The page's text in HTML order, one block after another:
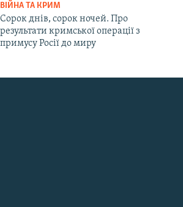
ВІЙНА ТА КРИМ
Сорок днів, сорок ночей. Про
результати кримської операції з
примусу Росії до миру